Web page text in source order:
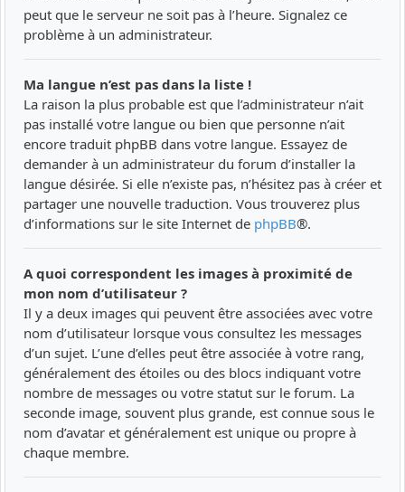
peut que le serveur ne soit pas à l’heure. Signalez ce
problème à un administrateur.
Ma langue n’est pas dans la liste !
La raison la plus probable est que l’administrateur n’ait
pas installé votre langue ou bien que personne n’ait
encore traduit phpBB dans votre langue. Essayez de
demander à un administrateur du forum d’installer la
langue désirée. Si elle n’existe pas, n’hésitez pas à créer et
partager une nouvelle traduction. Vous trouverez plus
d’informations sur le site Internet de phpBB®.
A quoi correspondent les images à proximité de
mon nom d’utilisateur ?
Il y a deux images qui peuvent être associées avec votre
nom d’utilisateur lorsque vous consultez les messages
d’un sujet. L’une d’elles peut être associée à votre rang,
généralement des étoiles ou des blocs indiquant votre
nombre de messages ou votre statut sur le forum. La
seconde image, souvent plus grande, est connue sous le
nom d’avatar et généralement est unique ou propre à
chaque membre.